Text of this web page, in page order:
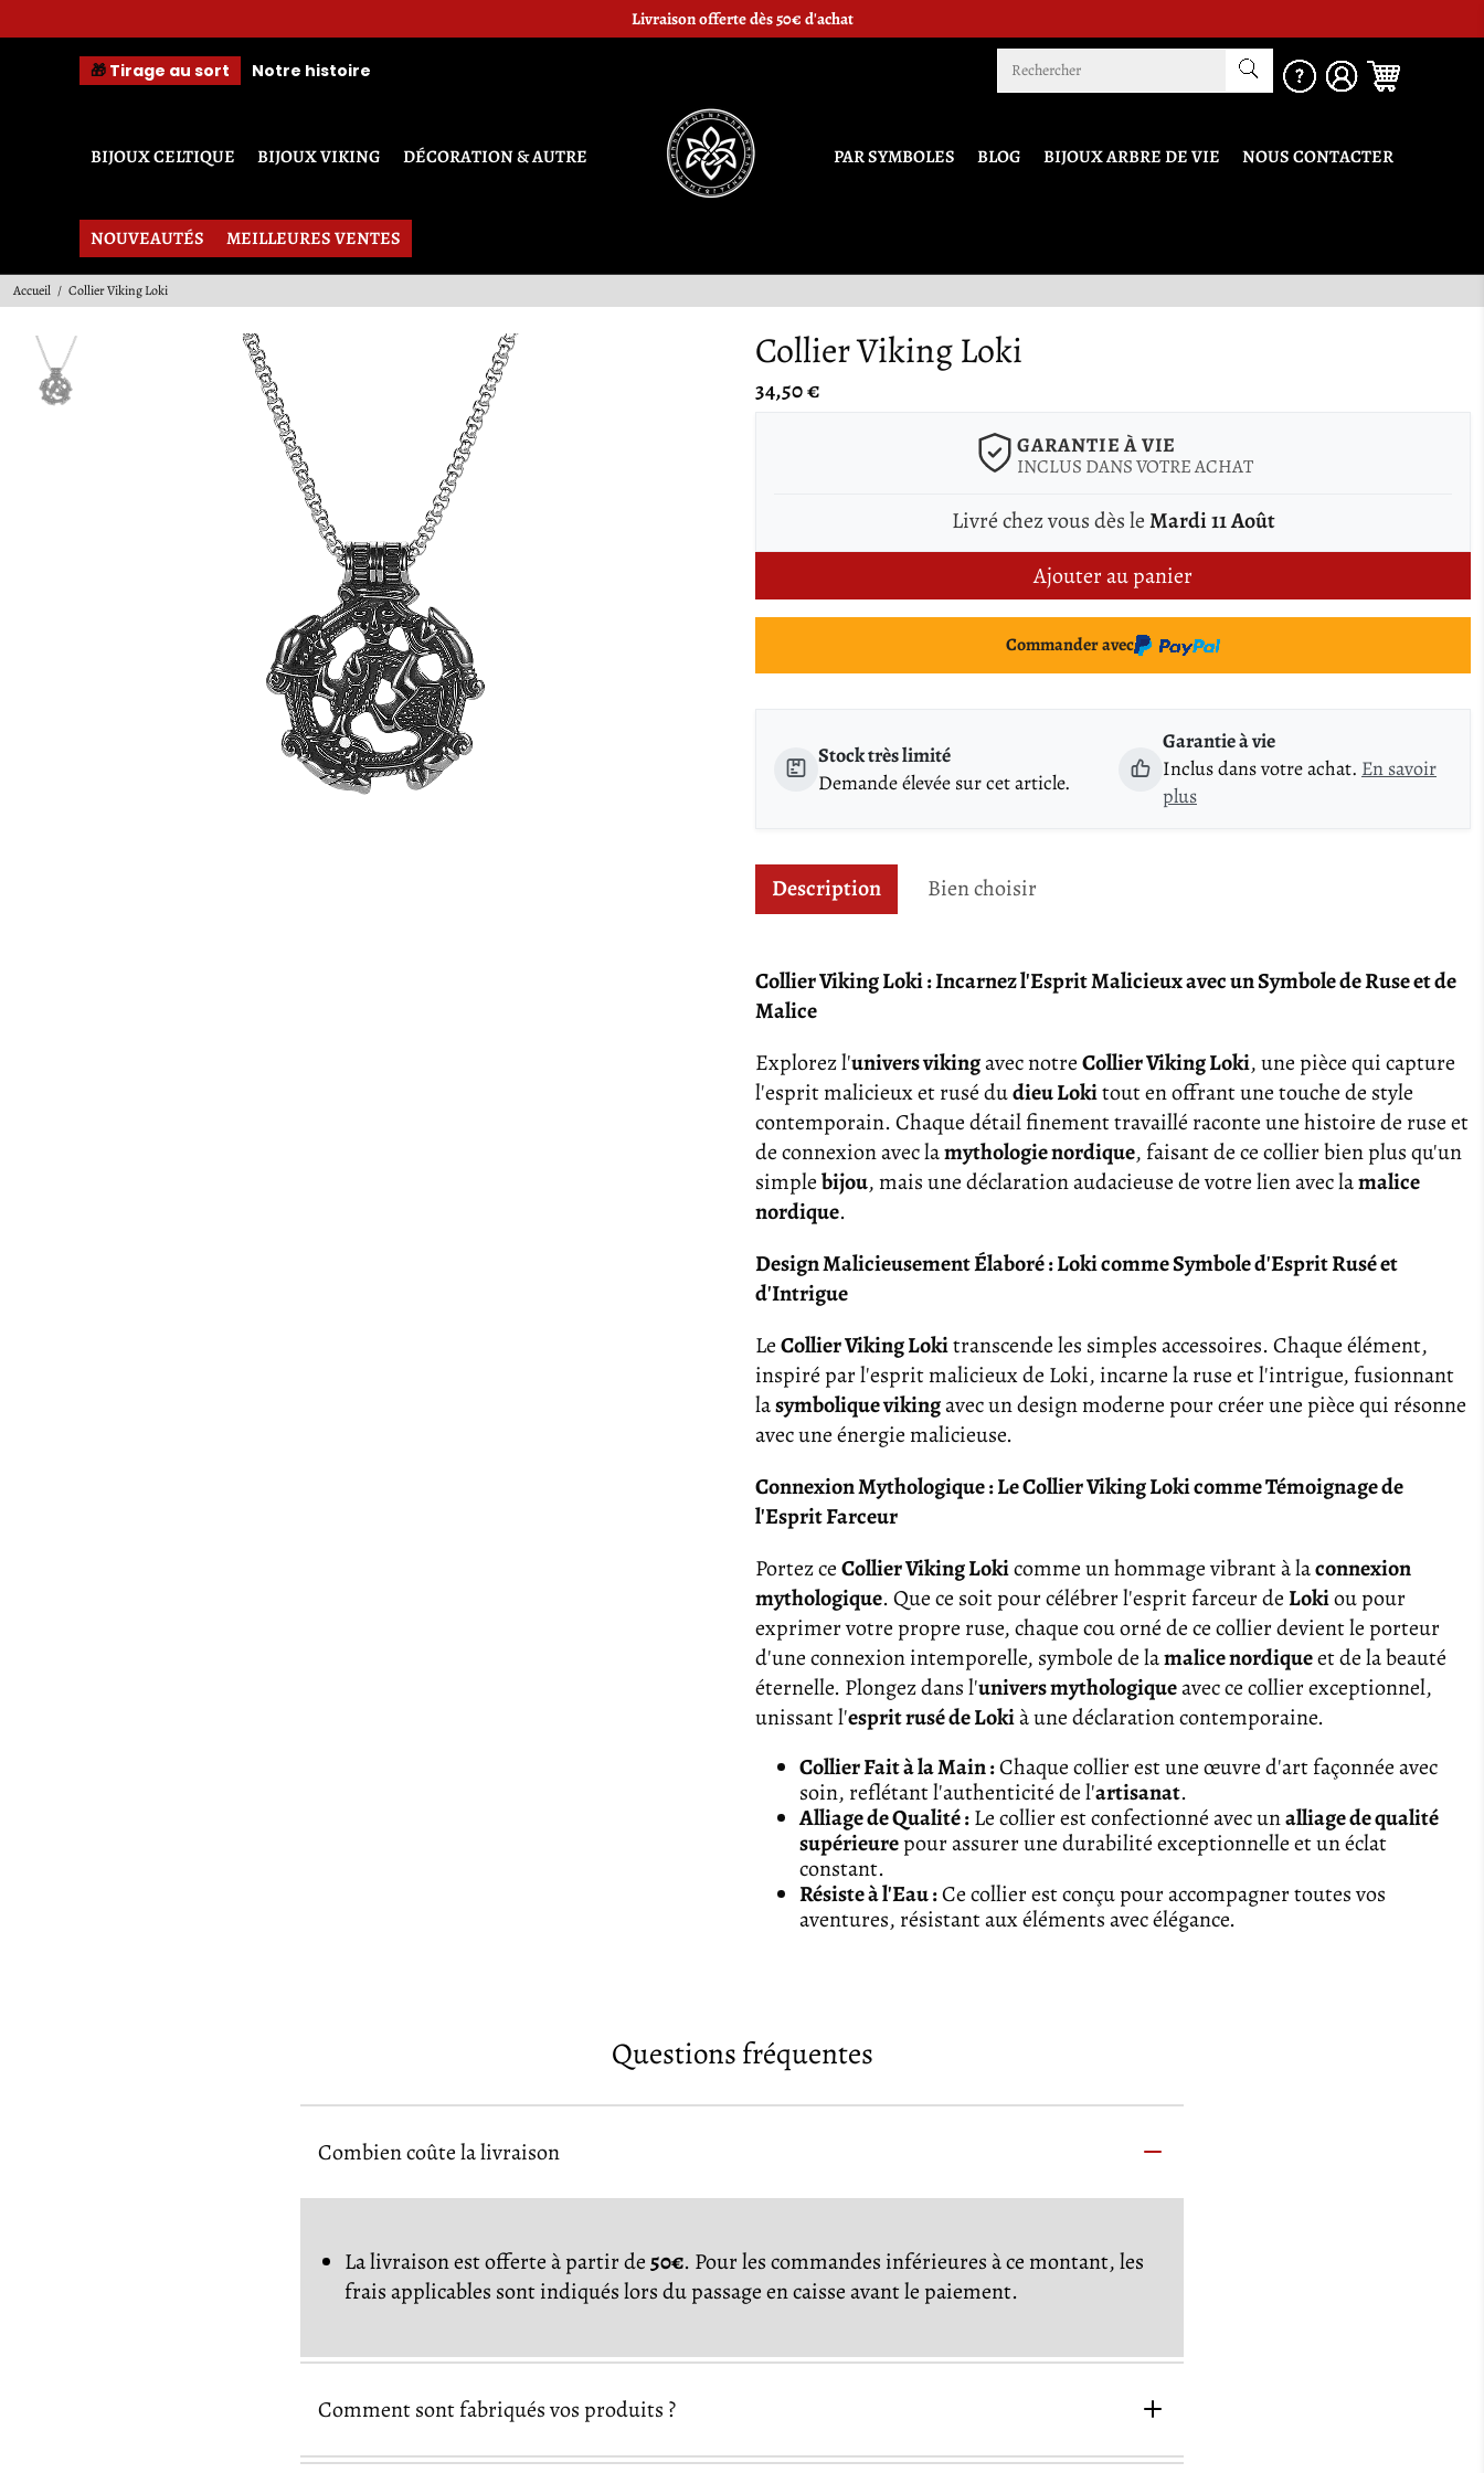
A chaque Symbole nordique est associé une valeur, représentez la fièrement !
🎁 Tirage au sort Notre histoire
BIJOUX CELTIQUE BIJOUX VIKING DÉCORATION & AUTRE PAR SYMBOLES BLOG BIJOUX ARBRE DE VIE NOUS CONTACTER
NOUVEAUTÉS MEILLEURES VENTES
Accueil / Collier Viking Loki
Collier Viking Loki
34,50 €
GARANTIE À VIE
INCLUS DANS VOTRE ACHAT
Livré chez vous dès leMardi 11 Août
Ajouter au panier
Commander avec
Stock très limité
Demande élevée sur cet article.
Garantie à vie
Inclus dans votre achat. En savoir
plus
Description Bien choisir
Collier Viking Loki : Incarnez l'Esprit Malicieux avec un Symbole de Ruse et de
Malice
Explorez l'univers vikingavec notreCollier Viking Loki, une pièce qui capture
l'esprit malicieux et rusé dudieu Lokitout en offrant une touche de style
contemporain. Chaque détail finement travaillé raconte une histoire de ruse et
de connexion avec lamythologie nordique, faisant de ce collier bien plus qu'un
simplebijou, mais une déclaration audacieuse de votre lien avec lamalice
nordique.
Design Malicieusement Élaboré : Loki comme Symbole d'Esprit Rusé et
d'Intrigue
LeCollier Viking Lokitranscende les simples accessoires. Chaque élément,
inspiré par l'esprit malicieux de Loki, incarne la ruse et l'intrigue, fusionnant
lasymbolique vikingavec un design moderne pour créer une pièce qui résonne
avec une énergie malicieuse.
Connexion Mythologique : Le Collier Viking Loki comme Témoignage de
l'Esprit Farceur
Portez ceCollier Viking Lokicomme un hommage vibrant à laconnexion
mythologique. Que ce soit pour célébrer l'esprit farceur de Lokiou pour
exprimer votre propre ruse, chaque cou orné de ce collier devient le porteur
d'une connexion intemporelle, symbole de lamalice nordiqueet de la beauté
éternelle. Plongez dans l'univers mythologiqueavec ce collier exceptionnel,
unissant l'esprit rusé de Lokià une déclaration contemporaine.
Collier Fait à la Main :Chaque collier est une œuvre d'art façonnée avec
soin, reflétant l'authenticité de l'artisanat.
Alliage de Qualité :Le collier est confectionné avec unalliage de qualité
supérieurepour assurer une durabilité exceptionnelle et un éclat
constant.
Résiste à l'Eau :Ce collier est conçu pour accompagner toutes vos
aventures, résistant aux éléments avec élégance.
Questions fréquentes
Combien coûte la livraison
La livraison est offerte à partir de50€. Pour les commandes inférieures à ce montant, les
frais applicables sont indiqués lors du passage en caisse avant le paiement.
Comment sont fabriqués vos produits ?